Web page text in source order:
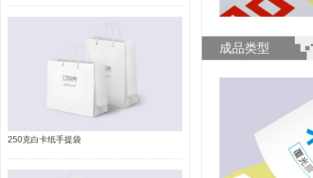
250克白卡纸手提袋
成品类型